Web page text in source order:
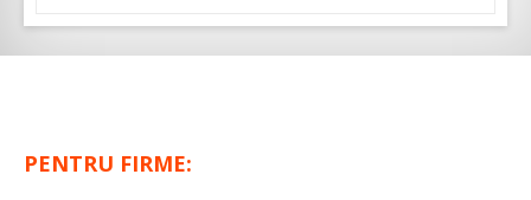
PENTRU FIRME: